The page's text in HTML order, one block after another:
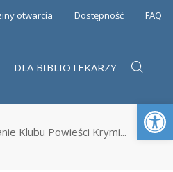
otwarcia Dostępność FAQ
DLA BIBLIOTEKARZY
Klubu Powieści Krymi...